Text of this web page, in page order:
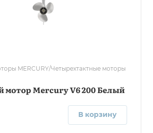
MERCURY/Четырехтактные моторы
мотор Mercury V6 200 Белый
В корзину